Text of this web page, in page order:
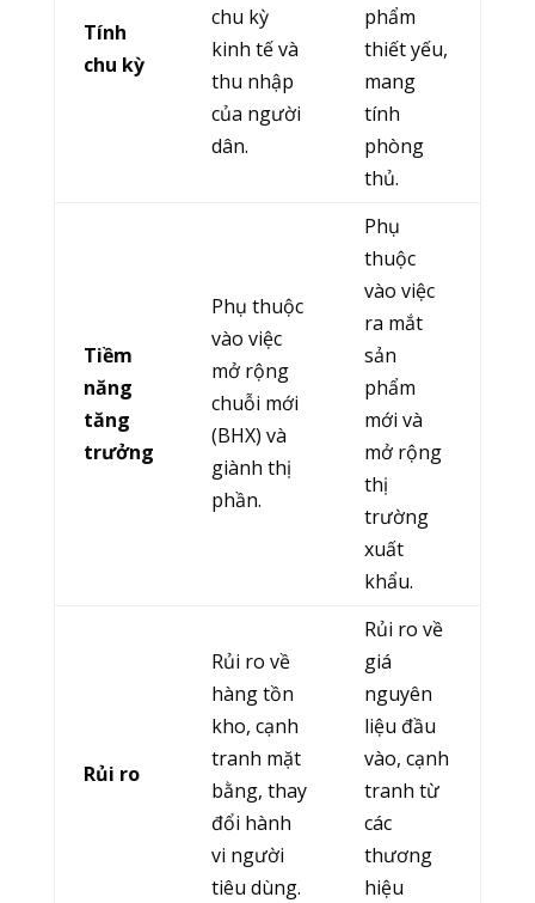
Tính
chu kỳ
chu kỳ
kinh tế và
thu nhập
của người
dân.
phẩm
thiết yếu,
mang
tính
phòng
thủ.
Tiềm
năng
tăng
trưởng
Phụ thuộc
vào việc
mở rộng
chuỗi mới
(BHX) và
giành thị
phần.
Phụ
thuộc
vào việc
ra mắt
sản
phẩm
mới và
mở rộng
thị
trường
xuất
khẩu.
Rủi ro
Rủi ro về
hàng tồn
kho, cạnh
tranh mặt
bằng, thay
đổi hành
vi người
tiêu dùng.
Rủi ro về
giá
nguyên
liệu đầu
vào, cạnh
tranh từ
các
thương
hiệu